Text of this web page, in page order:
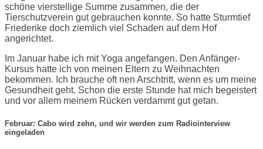
schöne vierstellige Summe zusammen, die der
Tierschutzverein gut gebrauchen konnte. So hatte Sturmtief
Friederike doch ziemlich viel Schaden auf dem Hof
angerichtet.
Im Januar habe ich mit Yoga angefangen. Den Anfänger-
Kursus hatte ich von meinen Eltern zu Weihnachten
bekommen. Ich brauche oft nen Arschtritt, wenn es um meine
Gesundheit geht. Schon die erste Stunde hat mich begeistert
und vor allem meinem Rücken verdammt gut getan.
Februar: Cabo wird zehn, und wir werden zum Radiointerview
eingeladen